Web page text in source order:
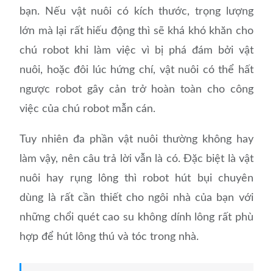
bạn. Nếu vật nuôi có kích thước, trọng lượng
lớn mà lại rất hiếu động thì sẽ khá khó khăn cho
chú robot khi làm việc vì bị phá đám bởi vật
nuôi, hoặc đôi lúc hứng chí, vật nuôi có thể hất
ngược robot gây cản trở hoàn toàn cho công
việc của chú robot mẫn cán.
Tuy nhiên đa phần vật nuôi thường không hay
làm vậy, nên câu trả lời vẫn là có. Đặc biệt là vật
nuôi hay rụng lông thì robot hút bụi chuyên
dùng là rất cần thiết cho ngôi nhà của bạn với
những chổi quét cao su không dính lông rất phù
hợp để hút lông thú và tóc trong nhà.